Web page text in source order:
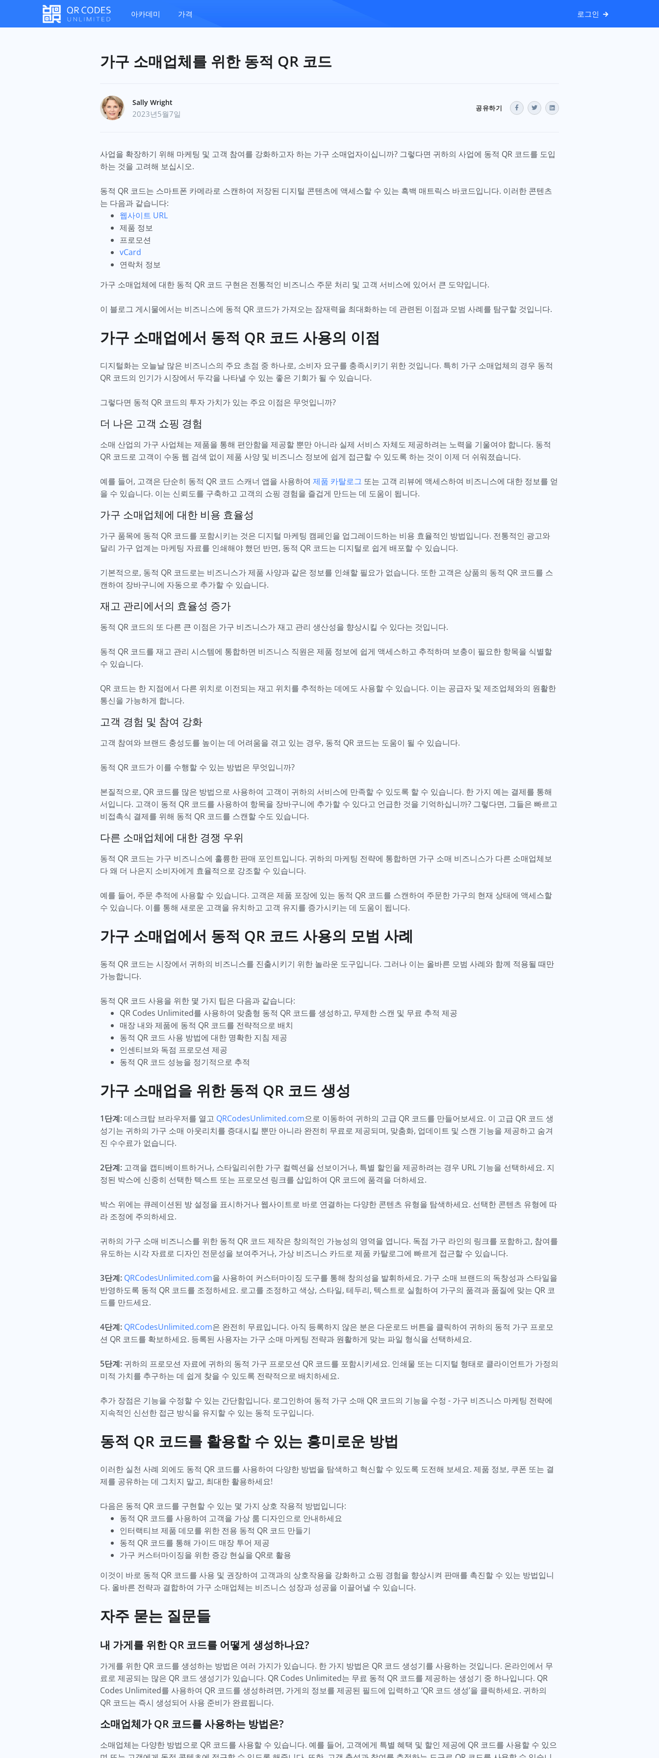
아카데미 가격 로그인
가구 소매업체를 위한 동적 QR 코드
Sally Wright
2023년5월7일
공유하기
사업을 확장하기 위해 마케팅 및 고객 참여를 강화하고자 하는 가구 소매업자이십니까? 그렇다면 귀하의 사업에 동적 QR 코드를 도입
하는 것을 고려해 보십시오.
동적 QR 코드는 스마트폰 카메라로 스캔하여 저장된 디지털 콘텐츠에 액세스할 수 있는 흑백 매트릭스 바코드입니다. 이러한 콘텐츠
는 다음과 같습니다:
웹사이트 URL
제품 정보
프로모션
vCard
연락처 정보
가구 소매업체에 대한 동적 QR 코드 구현은 전통적인 비즈니스 주문 처리 및 고객 서비스에 있어서 큰 도약입니다.
이 블로그 게시물에서는 비즈니스에 동적 QR 코드가 가져오는 잠재력을 최대화하는 데 관련된 이점과 모범 사례를 탐구할 것입니다.
가구 소매업에서 동적 QR 코드 사용의 이점
디지털화는 오늘날 많은 비즈니스의 주요 초점 중 하나로, 소비자 요구를 충족시키기 위한 것입니다. 특히 가구 소매업체의 경우 동적
QR 코드의 인기가 시장에서 두각을 나타낼 수 있는 좋은 기회가 될 수 있습니다.
그렇다면 동적 QR 코드의 투자 가치가 있는 주요 이점은 무엇입니까?
더 나은 고객 쇼핑 경험
소매 산업의 가구 사업체는 제품을 통해 편안함을 제공할 뿐만 아니라 실제 서비스 자체도 제공하려는 노력을 기울여야 합니다. 동적
QR 코드로 고객이 수동 웹 검색 없이 제품 사양 및 비즈니스 정보에 쉽게 접근할 수 있도록 하는 것이 이제 더 쉬워졌습니다.
예를 들어, 고객은 단순히 동적 QR 코드 스캐너 앱을 사용하여 제품 카탈로그 또는 고객 리뷰에 액세스하여 비즈니스에 대한 정보를 얻
을 수 있습니다. 이는 신뢰도를 구축하고 고객의 쇼핑 경험을 즐겁게 만드는 데 도움이 됩니다.
가구 소매업체에 대한 비용 효율성
가구 품목에 동적 QR 코드를 포함시키는 것은 디지털 마케팅 캠페인을 업그레이드하는 비용 효율적인 방법입니다. 전통적인 광고와
달리 가구 업계는 마케팅 자료를 인쇄해야 했던 반면, 동적 QR 코드는 디지털로 쉽게 배포할 수 있습니다.
기본적으로, 동적 QR 코드로는 비즈니스가 제품 사양과 같은 정보를 인쇄할 필요가 없습니다. 또한 고객은 상품의 동적 QR 코드를 스
캔하여 장바구니에 자동으로 추가할 수 있습니다.
재고 관리에서의 효율성 증가
동적 QR 코드의 또 다른 큰 이점은 가구 비즈니스가 재고 관리 생산성을 향상시킬 수 있다는 것입니다.
동적 QR 코드를 재고 관리 시스템에 통합하면 비즈니스 직원은 제품 정보에 쉽게 액세스하고 추적하며 보충이 필요한 항목을 식별할
수 있습니다.
QR 코드는 한 지점에서 다른 위치로 이전되는 재고 위치를 추적하는 데에도 사용할 수 있습니다. 이는 공급자 및 제조업체와의 원활한
통신을 가능하게 합니다.
고객 경험 및 참여 강화
고객 참여와 브랜드 충성도를 높이는 데 어려움을 겪고 있는 경우, 동적 QR 코드는 도움이 될 수 있습니다.
동적 QR 코드가 이를 수행할 수 있는 방법은 무엇입니까?
본질적으로, QR 코드를 많은 방법으로 사용하여 고객이 귀하의 서비스에 만족할 수 있도록 할 수 있습니다. 한 가지 예는 결제를 통해
서입니다. 고객이 동적 QR 코드를 사용하여 항목을 장바구니에 추가할 수 있다고 언급한 것을 기억하십니까? 그렇다면, 그들은 빠르고
비접촉식 결제를 위해 동적 QR 코드를 스캔할 수도 있습니다.
다른 소매업체에 대한 경쟁 우위
동적 QR 코드는 가구 비즈니스에 훌륭한 판매 포인트입니다. 귀하의 마케팅 전략에 통합하면 가구 소매 비즈니스가 다른 소매업체보
다 왜 더 나은지 소비자에게 효율적으로 강조할 수 있습니다.
예를 들어, 주문 추적에 사용할 수 있습니다. 고객은 제품 포장에 있는 동적 QR 코드를 스캔하여 주문한 가구의 현재 상태에 액세스할
수 있습니다. 이를 통해 새로운 고객을 유치하고 고객 유지를 증가시키는 데 도움이 됩니다.
가구 소매업에서 동적 QR 코드 사용의 모범 사례
동적 QR 코드는 시장에서 귀하의 비즈니스를 진출시키기 위한 놀라운 도구입니다. 그러나 이는 올바른 모범 사례와 함께 적용될 때만
가능합니다.
동적 QR 코드 사용을 위한 몇 가지 팁은 다음과 같습니다:
QR Codes Unlimited를 사용하여 맞춤형 동적 QR 코드를 생성하고, 무제한 스캔 및 무료 추적 제공
매장 내와 제품에 동적 QR 코드를 전략적으로 배치
동적 QR 코드 사용 방법에 대한 명확한 지침 제공
인센티브와 독점 프로모션 제공
동적 QR 코드 성능을 정기적으로 추적
가구 소매업을 위한 동적 QR 코드 생성
1단계:데스크탑 브라우저를 열고 QRCodesUnlimited.com으로 이동하여 귀하의 고급 QR 코드를 만들어보세요. 이 고급 QR 코드 생
성기는 귀하의 가구 소매 아웃리치를 증대시킬 뿐만 아니라 완전히 무료로 제공되며, 맞춤화, 업데이트 및 스캔 기능을 제공하고 숨겨
진 수수료가 없습니다.
2단계: 고객을 캡티베이트하거나, 스타일리쉬한 가구 컬렉션을 선보이거나, 특별 할인을 제공하려는 경우 URL 기능을 선택하세요. 지
정된 박스에 신중히 선택한 텍스트 또는 프로모션 링크를 삽입하여 QR 코드에 품격을 더하세요.
박스 위에는 큐레이션된 방 설정을 표시하거나 웹사이트로 바로 연결하는 다양한 콘텐츠 유형을 탐색하세요. 선택한 콘텐츠 유형에 따
라 조정에 주의하세요.
귀하의 가구 소매 비즈니스를 위한 동적 QR 코드 제작은 창의적인 가능성의 영역을 엽니다. 독점 가구 라인의 링크를 포함하고, 참여를
유도하는 시각 자료로 디자인 전문성을 보여주거나, 가상 비즈니스 카드로 제품 카탈로그에 빠르게 접근할 수 있습니다.
3단계: QRCodesUnlimited.com을 사용하여 커스터마이징 도구를 통해 창의성을 발휘하세요. 가구 소매 브랜드의 독창성과 스타일을
반영하도록 동적 QR 코드를 조정하세요. 로고를 조정하고 색상, 스타일, 테두리, 텍스트로 실험하여 가구의 품격과 품질에 맞는 QR 코
드를 만드세요.
4단계: QRCodesUnlimited.com은 완전히 무료입니다. 아직 등록하지 않은 분은 다운로드 버튼을 클릭하여 귀하의 동적 가구 프로모
션 QR 코드를 확보하세요. 등록된 사용자는 가구 소매 마케팅 전략과 원활하게 맞는 파일 형식을 선택하세요.
5단계: 귀하의 프로모션 자료에 귀하의 동적 가구 프로모션 QR 코드를 포함시키세요. 인쇄물 또는 디지털 형태로 클라이언트가 가정의
미적 가치를 추구하는 데 쉽게 찾을 수 있도록 전략적으로 배치하세요.
추가 장점은 기능을 수정할 수 있는 간단함입니다. 로그인하여 동적 가구 소매 QR 코드의 기능을 수정 - 가구 비즈니스 마케팅 전략에
지속적인 신선한 접근 방식을 유지할 수 있는 동적 도구입니다.
동적 QR 코드를 활용할 수 있는 흥미로운 방법
이러한 실천 사례 외에도 동적 QR 코드를 사용하여 다양한 방법을 탐색하고 혁신할 수 있도록 도전해 보세요. 제품 정보, 쿠폰 또는 결
제를 공유하는 데 그치지 말고, 최대한 활용하세요!
다음은 동적 QR 코드를 구현할 수 있는 몇 가지 상호 작용적 방법입니다:
동적 QR 코드를 사용하여 고객을 가상 룸 디자인으로 안내하세요
인터랙티브 제품 데모를 위한 전용 동적 QR 코드 만들기
동적 QR 코드를 통해 가이드 매장 투어 제공
가구 커스터마이징을 위한 증강 현실을 QR로 활용
이것이 바로 동적 QR 코드를 사용 및 권장하여 고객과의 상호작용을 강화하고 쇼핑 경험을 향상시켜 판매를 촉진할 수 있는 방법입니
다. 올바른 전략과 결합하여 가구 소매업체는 비즈니스 성장과 성공을 이끌어낼 수 있습니다.
자주 묻는 질문들
내 가게를 위한 QR 코드를 어떻게 생성하나요?
가게를 위한 QR 코드를 생성하는 방법은 여러 가지가 있습니다. 한 가지 방법은 QR 코드 생성기를 사용하는 것입니다. 온라인에서 무
료로 제공되는 많은 QR 코드 생성기가 있습니다. QR Codes Unlimited는 무료 동적 QR 코드를 제공하는 생성기 중 하나입니다. QR
Codes Unlimited를 사용하여 QR 코드를 생성하려면, 가게의 정보를 제공된 필드에 입력하고 ‘QR 코드 생성’을 클릭하세요. 귀하의
QR 코드는 즉시 생성되어 사용 준비가 완료됩니다.
소매업체가 QR 코드를 사용하는 방법은?
소매업체는 다양한 방법으로 QR 코드를 사용할 수 있습니다. 예를 들어, 고객에게 특별 혜택 및 할인 제공에 QR 코드를 사용할 수 있으